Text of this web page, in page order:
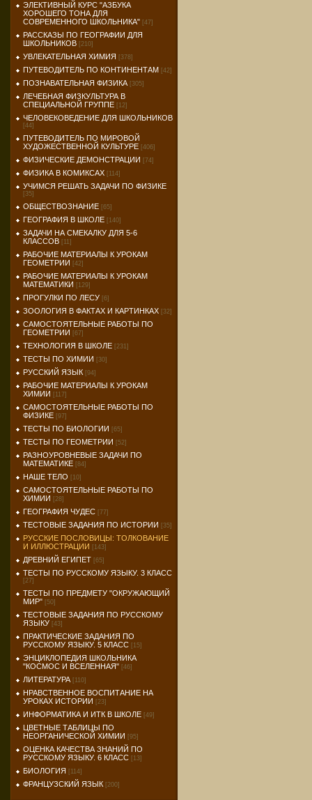
ЭЛЕКТИВНЫЙ КУРС "АЗБУКА
ХОРОШЕГО ТОНА ДЛЯ
СОВРЕМЕННОГО ШКОЛЬНИКА" [47]
РАССКАЗЫ ПО ГЕОГРАФИИ ДЛЯ
ШКОЛЬНИКОВ [210]
УВЛЕКАТЕЛЬНАЯ ХИМИЯ [378]
ПУТЕВОДИТЕЛЬ ПО КОНТИНЕНТАМ [42]
ПОЗНАВАТЕЛЬНАЯ ФИЗИКА [305]
ЛЕЧЕБНАЯ ФИЗКУЛЬТУРА В
СПЕЦИАЛЬНОЙ ГРУППЕ [12]
ЧЕЛОВЕКОВЕДЕНИЕ ДЛЯ ШКОЛЬНИКОВ
[44]
ПУТЕВОДИТЕЛЬ ПО МИРОВОЙ
ХУДОЖЕСТВЕННОЙ КУЛЬТУРЕ [406]
ФИЗИЧЕСКИЕ ДЕМОНСТРАЦИИ [74]
ФИЗИКА В КОМИКСАХ [114]
УЧИМСЯ РЕШАТЬ ЗАДАЧИ ПО ФИЗИКЕ
[35]
ОБЩЕСТВОЗНАНИЕ [65]
ГЕОГРАФИЯ В ШКОЛЕ [140]
ЗАДАЧИ НА СМЕКАЛКУ ДЛЯ 5-6
КЛАССОВ [11]
РАБОЧИЕ МАТЕРИАЛЫ К УРОКАМ
ГЕОМЕТРИИ [42]
РАБОЧИЕ МАТЕРИАЛЫ К УРОКАМ
МАТЕМАТИКИ [129]
ПРОГУЛКИ ПО ЛЕСУ [6]
ЗООЛОГИЯ В ФАКТАХ И КАРТИНКАХ [32]
САМОСТОЯТЕЛЬНЫЕ РАБОТЫ ПО
ГЕОМЕТРИИ [67]
ТЕХНОЛОГИЯ В ШКОЛЕ [231]
ТЕСТЫ ПО ХИМИИ [30]
РУССКИЙ ЯЗЫК [94]
РАБОЧИЕ МАТЕРИАЛЫ К УРОКАМ
ХИМИИ [117]
САМОСТОЯТЕЛЬНЫЕ РАБОТЫ ПО
ФИЗИКЕ [97]
ТЕСТЫ ПО БИОЛОГИИ [65]
ТЕСТЫ ПО ГЕОМЕТРИИ [52]
РАЗНОУРОВНЕВЫЕ ЗАДАЧИ ПО
МАТЕМАТИКЕ [84]
НАШЕ ТЕЛО [10]
САМОСТОЯТЕЛЬНЫЕ РАБОТЫ ПО
ХИМИИ [28]
ГЕОГРАФИЯ ЧУДЕС [77]
ТЕСТОВЫЕ ЗАДАНИЯ ПО ИСТОРИИ [35]
РУССКИЕ ПОСЛОВИЦЫ: ТОЛКОВАНИЕ
И ИЛЛЮСТРАЦИИ [143]
ДРЕВНИЙ ЕГИПЕТ [65]
ТЕСТЫ ПО РУССКОМУ ЯЗЫКУ. 3 КЛАСС
[27]
ТЕСТЫ ПО ПРЕДМЕТУ "ОКРУЖАЮЩИЙ
МИР" [50]
ТЕСТОВЫЕ ЗАДАНИЯ ПО РУССКОМУ
ЯЗЫКУ [43]
ПРАКТИЧЕСКИЕ ЗАДАНИЯ ПО
РУССКОМУ ЯЗЫКУ. 5 КЛАСС [15]
ЭНЦИКЛОПЕДИЯ ШКОЛЬНИКА
"КОСМОС И ВСЕЛЕННАЯ" [46]
ЛИТЕРАТУРА [110]
НРАВСТВЕННОЕ ВОСПИТАНИЕ НА
УРОКАХ ИСТОРИИ [23]
ИНФОРМАТИКА И ИТК В ШКОЛЕ [49]
ЦВЕТНЫЕ ТАБЛИЦЫ ПО
НЕОРГАНИЧЕСКОЙ ХИМИИ [95]
ОЦЕНКА КАЧЕСТВА ЗНАНИЙ ПО
РУССКОМУ ЯЗЫКУ. 6 КЛАСС [13]
БИОЛОГИЯ [114]
ФРАНЦУЗСКИЙ ЯЗЫК [200]